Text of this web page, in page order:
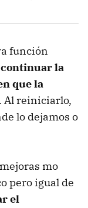
función
continuar la
que la
Al reiniciarlo,
lo dejamos o
mo
pero igual de
el